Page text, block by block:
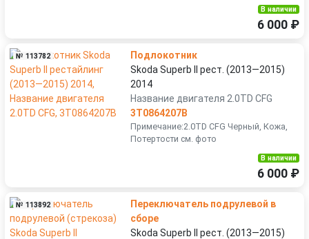
В наличии
6 000 ₽
№ 113782
Подлокотник
Skoda Superb II рест. (2013—2015)
2014
Название двигателя 2.0TD CFG
3T0864207B
Примечание:2.0TD CFG Черный, Кожа,
Потертости см. фото
В наличии
6 000 ₽
№ 113892
Переключатель подрулевой в
сборе
Skoda Superb II рест. (2013—2015)